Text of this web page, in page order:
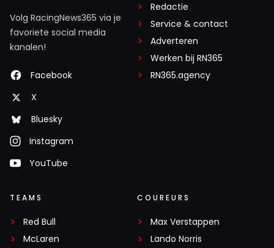
Volg RacingNews365 via je
favoriete social media
kanalen!
Facebook
X
Bluesky
Instagram
YouTube
Redactie
Service & contact
Adverteren
Werken bij RN365
RN365.agency
TEAMS
Red Bull
McLaren
COUREURS
Max Verstappen
Lando Norris